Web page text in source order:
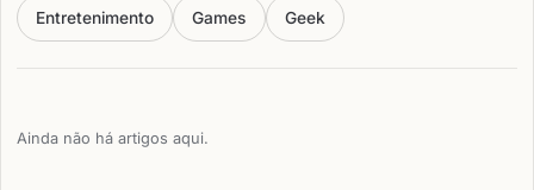
Entretenimento Games Geek
Ainda não há artigos aqui.